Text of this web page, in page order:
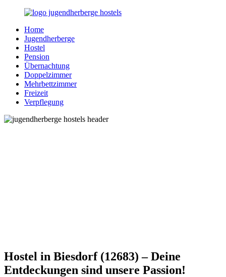
Zurück
Inhalt
Jugendherberge-
Hostels.de
Reisen
junge
jung
gebliebene
Menschen
Home
Jugendherberge
Hostel
Pension
Übernachtung
Doppelzimmer
Mehrbettzimmer
Freizeit
Verpflegung
Hostel in Biesdorf (12683) – Deine
Entdeckungen sind unsere Passion!